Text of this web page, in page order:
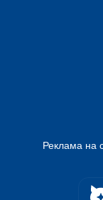
Реклама на